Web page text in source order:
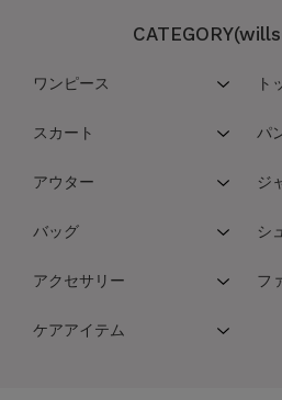
ワンピース ト
スカート パ
アウター ジ
バッグ シ
アクセサリー フ
ケアアイテム